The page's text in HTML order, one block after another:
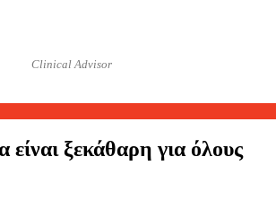
Clinical Advisor
είναι ξεκάθαρη για όλους